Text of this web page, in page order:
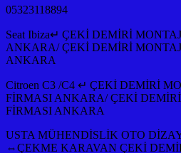
05323118894
Seat Ibiza↵ ÇEKİ DEMİRİ
ANKARA/ ÇEKİ DEMİRİ
ANKARA
Citroen C3 /C4 ↵ ÇEKİ DEMİRİ
FİRMASI ANKARA/ ÇEKİ
FİRMASI ANKARA
USTA MÜHENDİSLİK OTO
⇔ÇEKME KARAVAN ÇEKİ